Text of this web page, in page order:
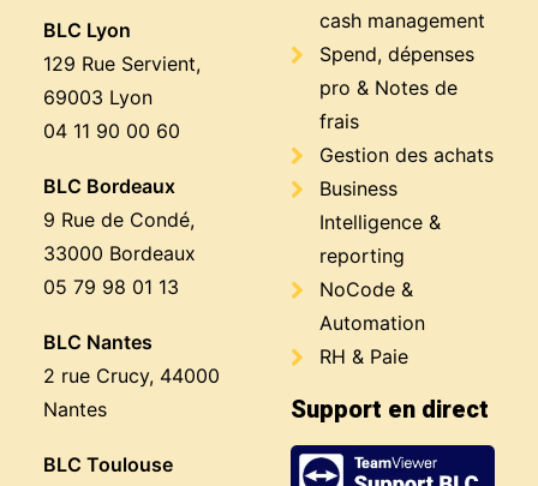
BLC Lyon
129 Rue Servient,
69003 Lyon
04 11 90 00 60
BLC Bordeaux
9 Rue de Condé,
33000 Bordeaux
05 79 98 01 13
BLC Nantes
2 rue Crucy, 44000
Nantes
BLC Toulouse
cash management
Spend, dépenses
pro & Notes de
frais
Gestion des achats
Business
Intelligence &
reporting
NoCode &
Automation
RH & Paie
Support en direct